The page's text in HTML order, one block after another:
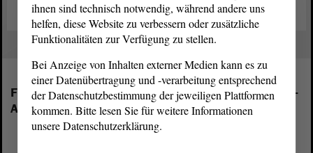
Folgende Fraktionen sind im Landtag von Sachsen-
Anhalt vertreten:
ihnen sind technisch notwendig, während andere uns
helfen, diese Website zu verbessern oder zusätzliche
Funktionalitäten zur Verfügung zu stellen.
Bei Anzeige von Inhalten externer Medien kann es zu
einer Datenübertragung und -verarbeitung entsprechend
der Datenschutzbestimmung der jeweiligen Plattformen
kommen. Bitte lesen Sie für weitere Informationen
unsere Datenschutzerklärung.